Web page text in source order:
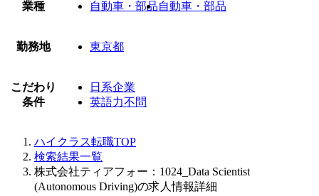
業種 自動車・部品自動車・部品
勤務地 東京都
こだわり
条件
日系企業
英語力不問
ハイクラス転職TOP
検索結果一覧
株式会社ティアフォー：1024_Data Scientist
(Autonomous Driving)の求人情報詳細